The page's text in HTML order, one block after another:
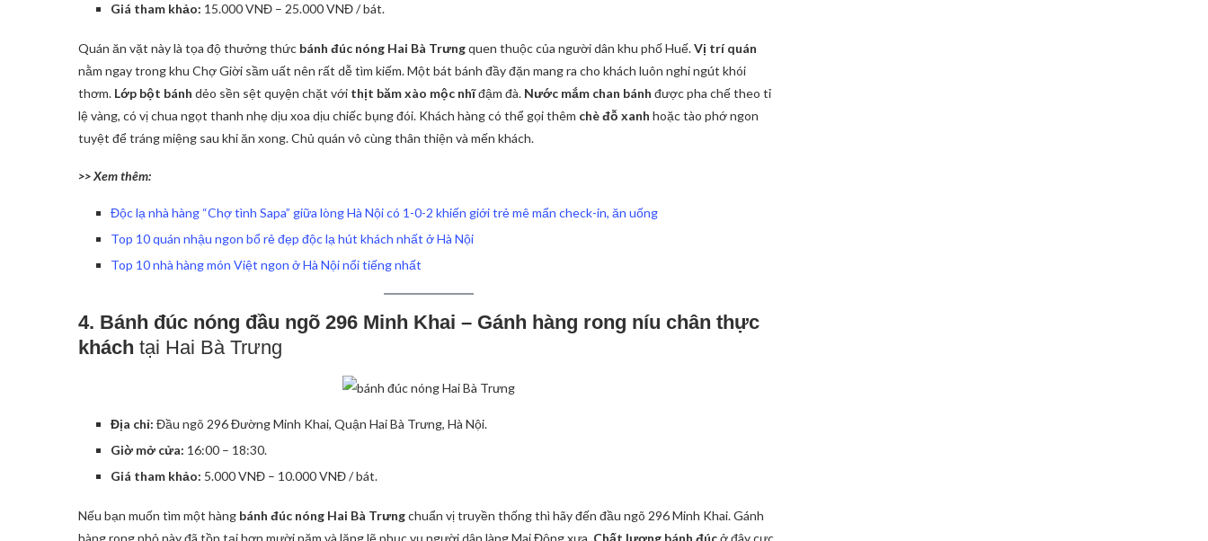
Giá tham khảo: 15.000 VNĐ – 25.000 VNĐ / bát.
Quán ăn vặt này là tọa độ thưởng thức bánh đúc nóng Hai Bà Trưngquen thuộc của người dân khu phố Huế.Vị trí quán
nằm ngay trong khu Chợ Giời sầm uất nên rất dễ tìm kiếm. Một bát bánh đầy đặn mang ra cho khách luôn nghi ngút khói
thơm. Lớp bột bánh dẻo sền sệt quyện chặt với thịt băm xào mộc nhĩđậm đà. Nước mắm chan bánh được pha chế theo tỉ
lệ vàng, có vị chua ngọt thanh nhẹ dịu xoa dịu chiếc bụng đói. Khách hàng có thể gọi thêm chè đỗ xanh hoặc tào phớ ngon
tuyệt để tráng miệng sau khi ăn xong. Chủ quán vô cùng thân thiện và mến khách.
>> Xem thêm:
Độc lạ nhà hàng “Chợ tình Sapa” giữa lòng Hà Nội có 1-0-2 khiến giới trẻ mê mẩn check-in, ăn uống
Top 10 quán nhậu ngon bổ rẻ đẹp độc lạ hút khách nhất ở Hà Nội
Top 10 nhà hàng món Việt ngon ở Hà Nội nổi tiếng nhất
4. Bánh đúc nóng đầu ngõ 296 Minh Khai – Gánh hàng rong níu chân thực
khách tại Hai Bà Trưng
Địa chỉ: Đầu ngõ 296 Đường Minh Khai, Quận Hai Bà Trưng, Hà Nội.
Giờ mở cửa: 16:00 – 18:30.
Giá tham khảo: 5.000 VNĐ – 10.000 VNĐ / bát.
Nếu bạn muốn tìm một hàng bánh đúc nóng Hai Bà Trưngchuẩn vị truyền thống thì hãy đến đầu ngõ 296 Minh Khai. Gánh
hàng rong nhỏ này đã tồn tại hơn mười năm và lặng lẽ phục vụ người dân làng Mai Động xưa. Chất lượng bánh đúcở đây cực